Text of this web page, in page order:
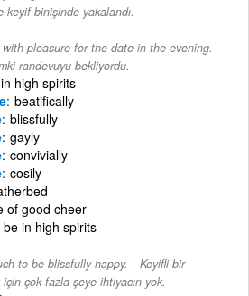
keyif binişinde yakalandı.
pleasure for the date in the evening.
randevuyu bekliyordu.
high spirits
beatifically
blissfully
gayly
convivially
cosily
of good cheer
be in high spirits
to be blissfully happy. - Keyifli bir
çok fazla şeye ihtiyacın yok.